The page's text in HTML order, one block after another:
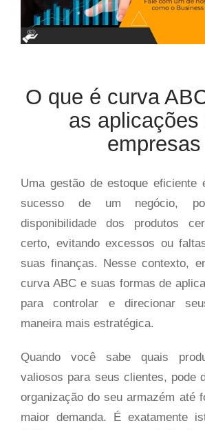
O que é curva
as aplicações
empresas
Uma gestão de estoque eficiente
sucesso de um negócio,
disponibilidade dos produtos
certo, evitando excessos ou
suas finanças. Nesse contexto,
curva ABC e suas formas de
para controlar e direcionar
maneira mais estratégica.
Quando você sabe quais
valiosos para seus clientes, pode
organização do seu armazém até
maior demanda. É exatamente